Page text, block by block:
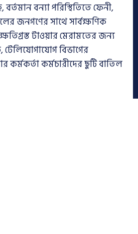
বর্তমান বন্যা পরিস্থিতিতে ফেনী,
জনগণের সাথে সার্বক্ষণিক
টাওয়ার মেরামতের জন্য
টেলিযোগাযোগ বিভাগের
কর্মকর্তা কর্মচারীদের ছুটি বাতিল